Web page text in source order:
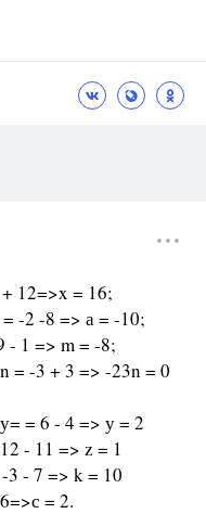
12=>x = 16;
-2 -8 => а = -10;
- 1 => m = -8;
= -3 + 3 => -23n = 0
= 6 - 4 => у = 2
- 11 => z = 1
- 7 => k = 10
= 2.